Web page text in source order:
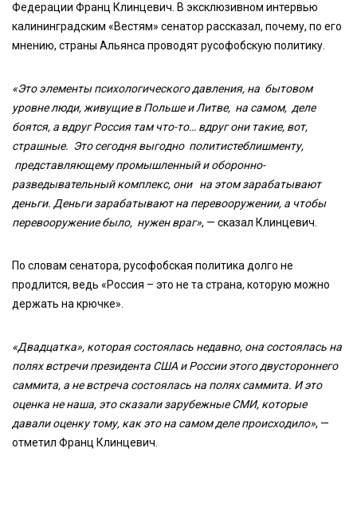
Федерации Франц Клинцевич. В эксклюзивном интервью
калининградским «Вестям» сенатор рассказал, почему, по его
мнению, страны Альянса проводят русофобскую политику.
«Это элементы психологического давления, на бытовом
уровне люди, живущие в Польше и Литве, на самом, деле
боятся, а вдруг Россия там что-то… вдруг они такие, вот,
страшные. Это сегодня выгодно политистеблишменту,
представляющему промышленный и оборонно-
разведывательный комплекс, они на этом зарабатывают
деньги. Деньги зарабатывают на перевооружении, а чтобы
перевооружение было, нужен враг», — сказал Клинцевич.
По словам сенатора, русофобская политика долго не
продлится, ведь «Россия – это не та страна, которую можно
держать на крючке».
«Двадцатка», которая состоялась недавно, она состоялась на
полях встречи президента США и России этого двустороннего
саммита, а не встреча состоялась на полях саммита. И это
оценка не наша, это сказали зарубежные СМИ, которые
давали оценку тому, как это на самом деле происходило», —
отметил Франц Клинцевич.